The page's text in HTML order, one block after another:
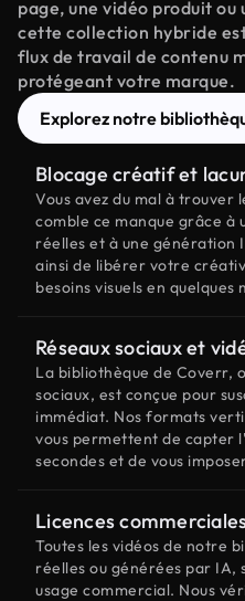
page, une vidéo produit
cette collection hybride
flux de travail de contenu
protégeant votre marque.
Explorez notre
Blocage créatif et
Vous avez du mal à trouver
comble ce manque grâce à
réelles et à une génération
ainsi de libérer votre
besoins visuels en quelques
Réseaux sociaux et
La bibliothèque de Coverr,
sociaux, est conçue pour
immédiat. Nos formats
vous permettent de capter
secondes et de vous
Licences
Toutes les vidéos de notre
réelles ou générées par IA,
usage commercial. Nous